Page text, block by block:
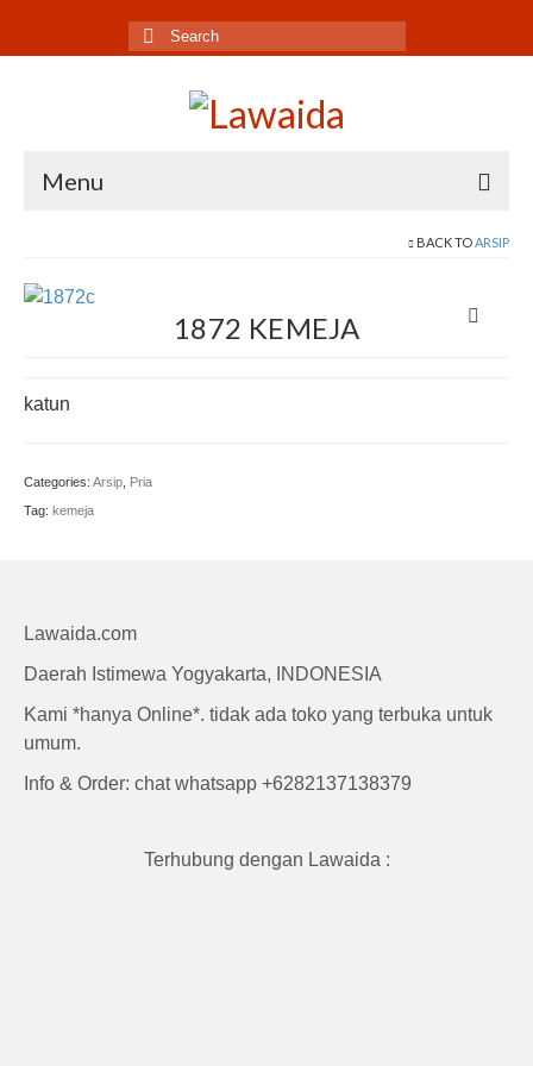
Search
for:
Menu
Produk
Tentang
BACK TOARSIP
1872 KEMEJA
katun
Categories: Arsip Pria
Tag: kemeja
Lawaida.com
Daerah Istimewa Yogyakarta, INDONESIA
Kami *hanya Online*. tidak ada toko yang terbuka untuk
umum.
Info & Order: chat whatsapp +6282137138379
Terhubung dengan Lawaida :